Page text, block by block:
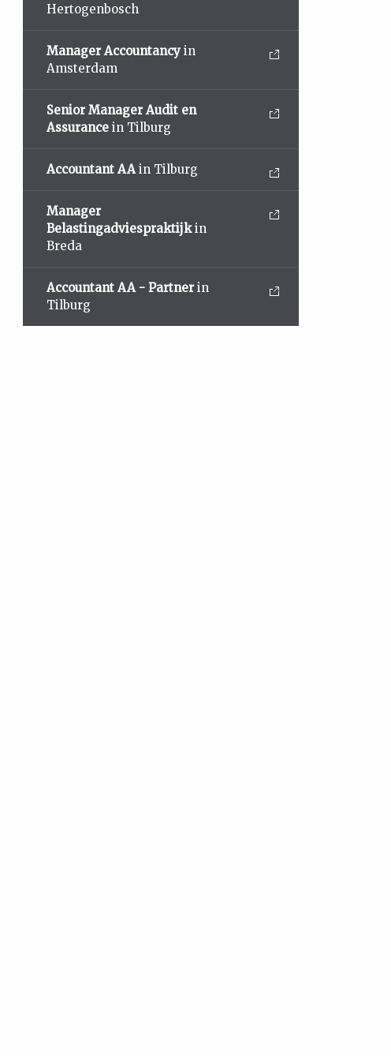
Hertogenbosch
Manager Accountancy in
Amsterdam
Senior Manager Audit en
Assurance in Tilburg
Accountant AAin Tilburg
Manager
Belastingadviespraktijkin
Breda
Accountant AA - Partner in
Tilburg